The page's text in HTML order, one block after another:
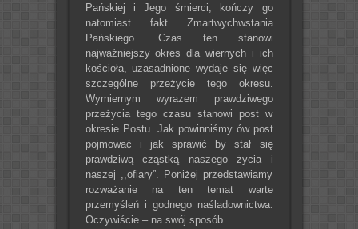
Pańskiej i Jego śmierci, kończy go
natomiast fakt Zmartwychwstania
Pańskiego. Czas ten stanowi
najważniejszy okres dla wiernych i ich
kościoła, uzasadnione wydaje się więc
szczególne przeżycie tego okresu.
Wymiernym wyrazem prawdziwego
przeżycia tego czasu stanowi post w
okresie Postu. Jak powinniśmy ów post
pojmować i jak sprawić by stał się
prawdziwą cząstką naszego życia i
naszej ,,ofiary”. Poniżej przedstawiamy
rozważanie na ten temat warte
przemyśleń i godnego naśladownictwa.
Oczywiście – na swój sposób.